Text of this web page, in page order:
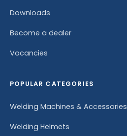
Downloads
Become a dealer
Vacancies
POPULAR CATEGORIES
Welding Machines & Accessories
Welding Helmets